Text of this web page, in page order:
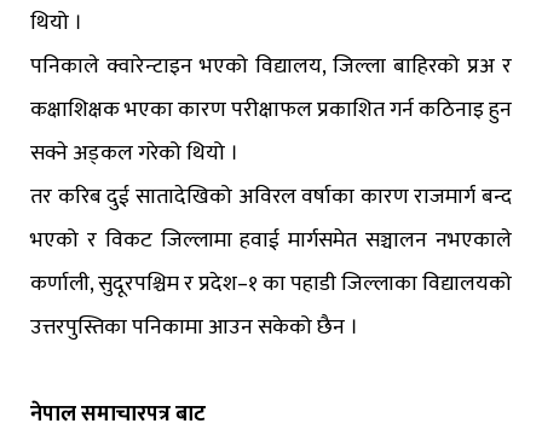
थियो ।
पनिकाले क्वारेन्टाइन भएको विद्यालय, जिल्ला बाहिरको प्रअ र
कक्षाशिक्षक भएका कारण परीक्षाफल प्रकाशित गर्न कठिनाइ हुन
सक्ने अड्कल गरेको थियो ।
तर करिब दुई सातादेखिको अविरल वर्षाका कारण राजमार्ग बन्द
भएको र विकट जिल्लामा हवाई मार्गसमेत सञ्चालन नभएकाले
कर्णाली, सुदूरपश्चिम र प्रदेश–१ का पहाडी जिल्लाका विद्यालयको
उत्तरपुस्तिका पनिकामा आउन सकेको छैन ।
नेपाल समाचारपत्र बाट